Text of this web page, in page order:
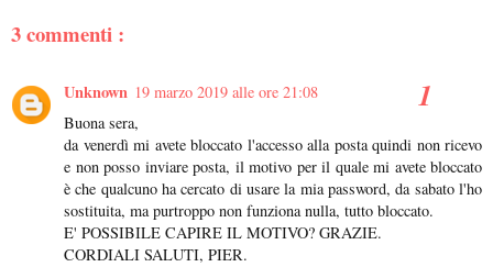
3 commenti :
Unknown 19 marzo 2019 alle ore 21:08
Buona sera,
da venerdì mi avete bloccato l'accesso alla posta quindi non ricevo
e non posso inviare posta, il motivo per il quale mi avete bloccato
è che qualcuno ha cercato di usare la mia password, da sabato l'ho
sostituita, ma purtroppo non funziona nulla, tutto bloccato.
E' POSSIBILE CAPIRE IL MOTIVO? GRAZIE.
CORDIALI SALUTI, PIER.